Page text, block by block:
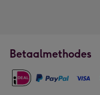
Betaalmethodes